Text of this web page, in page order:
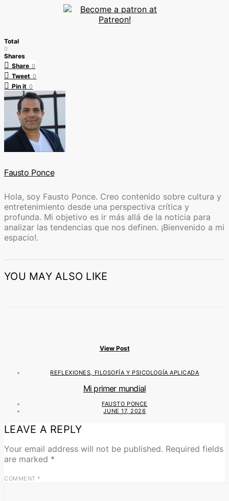
Total
0
Shares
Share 0
Tweet 0
Pin it 0
Fausto Ponce
Hola, soy Fausto Ponce. Creo contenido sobre cultura y
entretenimiento desde una perspectiva crítica y
profunda. Mi objetivo es ir más allá de la noticia para
analizar las tendencias que nos definen. ¡Bienvenido a mi
espacio!.
YOU MAY ALSO LIKE
View Post
REFLEXIONES, FILOSOFÍA Y PSICOLOGÍA APLICADA
Mi primer mundial
FAUSTO PONCE
JUNE 17, 2026
LEAVE A REPLY
Your email address will not be published. Required fields
are marked *
COMMENT *